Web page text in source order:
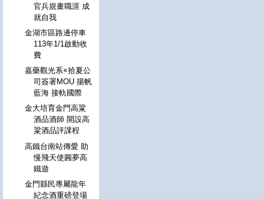
官兵規畫職涯 成
就自我
金湖市區路邊停車
113年1/1啟動收
費
嘉藥觀光系×拾夏公
司簽署MOU 揚帆
藍海 接軌國際
金大培育金門高粱
酒品酒師 開設高
粱酒品評課程
高鐵台南站傳愛 助
慢飛天使圓夢高
鐵遊
金門縣民專屬龍年
紀念酒重磅登場